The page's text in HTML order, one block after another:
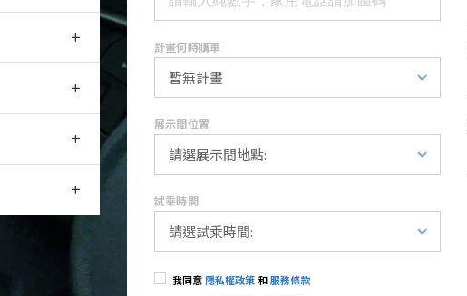
計畫何時購車
展示間位置
試乘時間
我同意 隱私權政策和服務條款